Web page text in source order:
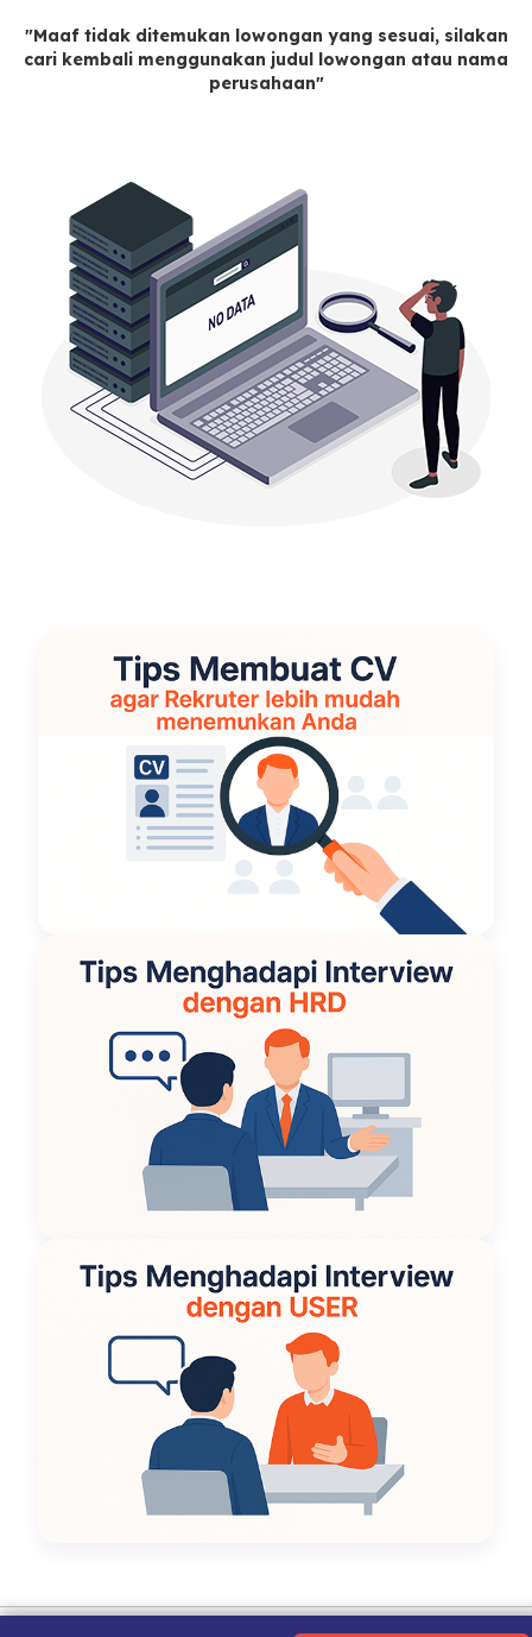
"Maaf tidak ditemukan lowongan yang sesuai, silakan
cari kembali menggunakan judul lowongan atau nama
perusahaan"
Kebijakan Privasi|Tentang Kami|